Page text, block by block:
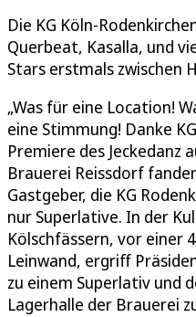
Die KG Köln-
Querbeat, Kasalla, und
Stars erstmals zwischen
„Was für eine Location!
eine Stimmung! Danke
Premiere des Jeckedanz
Brauerei Reissdorf
Gastgeber, die KG
nur Superlative. In der
Kölschfässern, vor einer
Leinwand, ergriff
zu einem Superlativ und
Lagerhalle der Brauerei